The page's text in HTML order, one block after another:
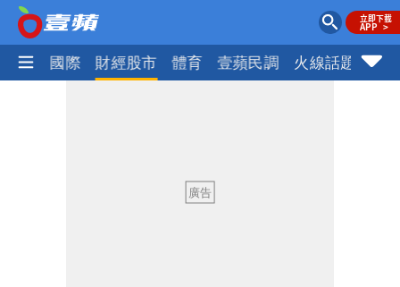
社會 國際 財經股市 體育 壹蘋民調 火線話題
晚至明下午受影響
颱風假來了！連江縣明停班課 竹縣山區